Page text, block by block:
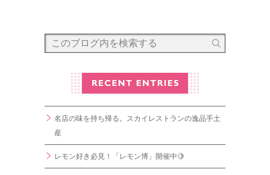
名店の味を持ち帰る。スカイレストランの逸品手土
産
レモン好き必見！「レモン博」開催中🍋